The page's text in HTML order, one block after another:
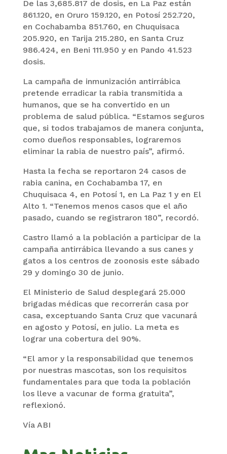
De las 3,685.817 de dosis, en La Paz están
861.120, en Oruro 159.120, en Potosí 252.720,
en Cochabamba 851.760, en Chuquisaca
205.920, en Tarija 215.280, en Santa Cruz
986.424, en Beni 111.950 y en Pando 41.523
dosis.
La campaña de inmunización antirrábica
pretende erradicar la rabia transmitida a
humanos, que se ha convertido en un
problema de salud pública. “Estamos seguros
que, si todos trabajamos de manera conjunta,
como dueños responsables, lograremos
eliminar la rabia de nuestro país”, afirmó.
Hasta la fecha se reportaron 24 casos de
rabia canina, en Cochabamba 17, en
Chuquisaca 4, en Potosí 1, en La Paz 1 y en El
Alto 1. “Tenemos menos casos que el año
pasado, cuando se registraron 180”, recordó.
Castro llamó a la población a participar de la
campaña antirrábica llevando a sus canes y
gatos a los centros de zoonosis este sábado
29 y domingo 30 de junio.
El Ministerio de Salud desplegará 25.000
brigadas médicas que recorrerán casa por
casa, exceptuando Santa Cruz que vacunará
en agosto y Potosí, en julio. La meta es
lograr una cobertura del 90%.
“El amor y la responsabilidad que tenemos
por nuestras mascotas, son los requisitos
fundamentales para que toda la población
los lleve a vacunar de forma gratuita”,
reflexionó.
Vía ABI